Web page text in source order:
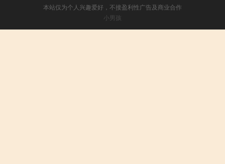
本站仅为个人兴趣爱好，不接盈利性广告及商业合作
小男孩